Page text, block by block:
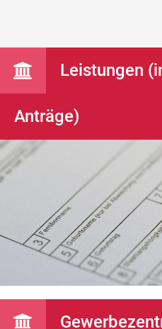
Leistungen
Anträge)